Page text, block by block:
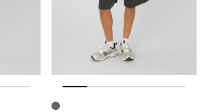
Image précédente
Image suivante